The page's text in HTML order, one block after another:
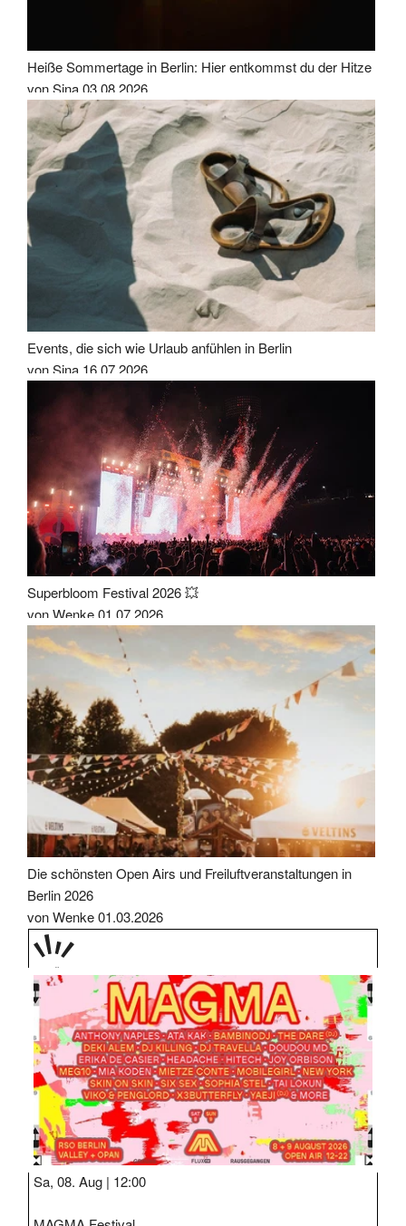
Heiße Sommertage in Berlin: Hier entkommst du der Hitze
von Sina 03.08.2026
Events, die sich wie Urlaub anfühlen in Berlin
von Sina 16.07.2026
Superbloom Festival 2026 💥
von Wenke01.07.2026
Die schönsten Open Airs und Freiluftveranstaltungen in
Berlin 2026
von Wenke01.03.2026
PRÄS
ENTIE
RT
Sa, 08. Aug | 12:00